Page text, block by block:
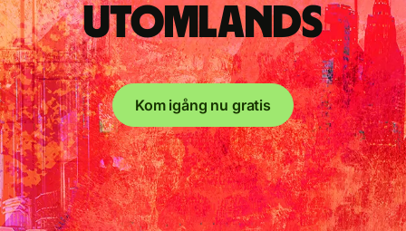
utomlands
Kom igång nu gratis